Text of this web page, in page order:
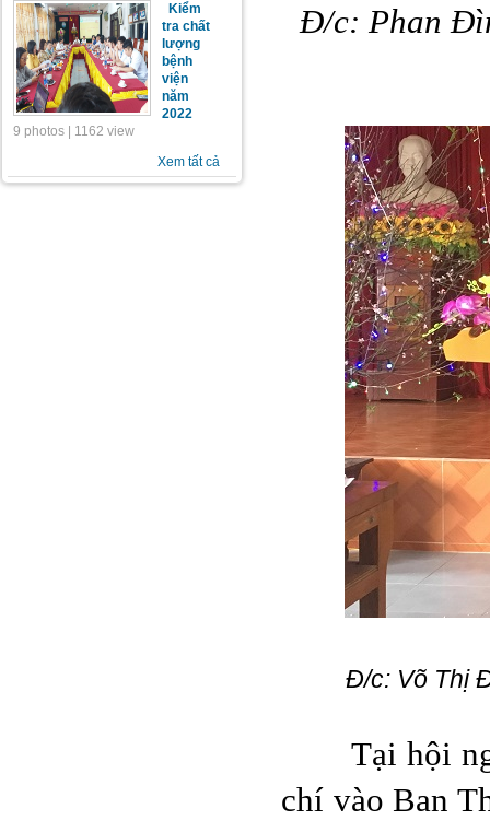
Kiểm
tra chất
lượng
bệnh
viện
năm
2022
9 photos | 1162 view
Xem tất cả
Đ/c: Phan
Đ/c: Võ Thị
Tại hội
chí vào Ban